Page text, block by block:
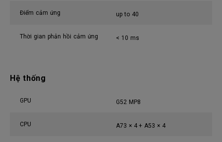
Điểm cảm ứng up to 40
Thời gian phản hồi cảm ứng < 10 ms
Hệ thống
GPU G52 MP8
CPU A73 × 4 + A53 × 4